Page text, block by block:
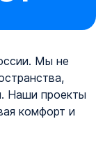
Мы не
Наши проекты
комфорт и